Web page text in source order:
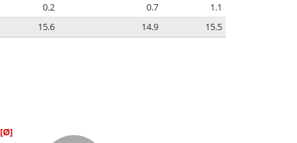
0.2 0.7
1.1
15.6 14.9 15.5
[Ø]